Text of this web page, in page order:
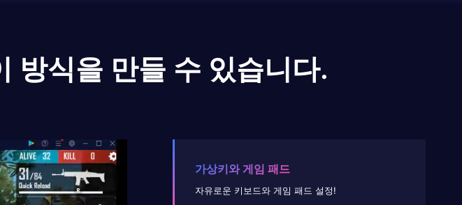
방식을 만들 수 있습니다.
가상키와 게임 패드
자유로운 키보드와 게임 패드 설정!